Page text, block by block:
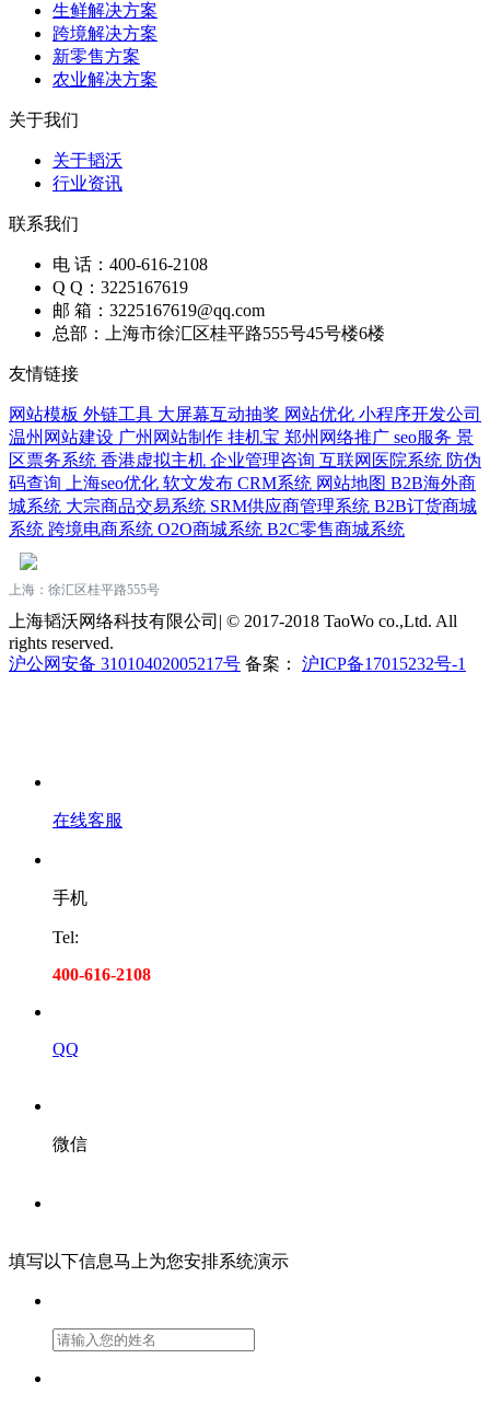
生鲜解决方案
跨境解决方案
新零售方案
农业解决方案
关于我们
关于韬沃
行业资讯
联系我们
电 话：400-616-2108
Q Q：3225167619
邮 箱：3225167619@qq.com
总部：上海市徐汇区桂平路555号45号楼6楼
友情链接
网站模板 外链工具 大屏幕互动抽奖 网站优化 小程序开发公司
温州网站建设 广州网站制作 挂机宝 郑州网络推广 seo服务 景
区票务系统 香港虚拟主机 企业管理咨询 互联网医院系统 防伪
码查询
上海seo优化 软文发布 CRM系统 网站地图 B2B海外商
城系统 大宗商品交易系统 SRM供应商管理系统 B2B订货商城
系统 跨境电商系统 O2O商城系统 B2C零售商城系统
上海：徐汇区桂平路555号
上海韬沃网络科技有限公司| © 2017-2018 TaoWo co.,Ltd. All
rights reserved.
沪公网安备 31010402005217号 备案： 沪ICP备17015232号-1
在线客服
手机
Tel:
400-616-2108
QQ
微信
填写以下信息马上为您安排系统演示